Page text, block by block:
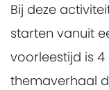
Bij deze
starten vanuit
voorleestijd is
themaverhaal